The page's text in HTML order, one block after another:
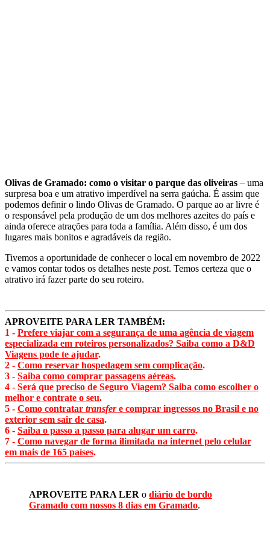
Olivas de Gramado: como o visitar o parque das oliveiras – uma
surpresa boa e um atrativo imperdível na serra gaúcha. É assim que
podemos definir o lindo Olivas de Gramado. O parque ao ar livre é
o responsável pela produção de um dos melhores azeites do país e
ainda oferece atrações para toda a família. Além disso, é um dos
lugares mais bonitos e agradáveis da região.
Tivemos a oportunidade de conhecer o local em novembro de 2022
e vamos contar todos os detalhes neste post. Temos certeza que o
atrativo irá fazer parte do seu roteiro.
APROVEITE PARA LER TAMBÉM:
1 - Prefere viajar com a segurança de uma agência de viagem
especializada em roteiros personalizados? Saiba como a D&D
Viagens pode te ajudar.
2 - Como reservar hospedagem sem complicação.
3 - Saiba como comprar passagens aéreas.
4 - Será que preciso de Seguro Viagem? Saiba como escolher o
melhor e contrate o seu.
5 - Como contratar transfere comprar ingressos no Brasil e no
exterior sem sair de casa.
6 - Saiba o passo a passo para alugar um carro.
7 - Como navegar de forma ilimitada na internet pelo celular
em mais de 165 países.
APROVEITE PARA LER o diário de bordo
Gramado com nossos 8 dias em Gramado.